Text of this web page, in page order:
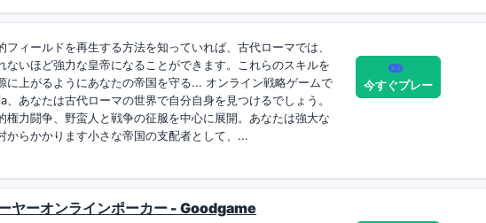
フィールドを再生する方法を知っていれば、古代ローマでは、
ないほど強力な皇帝になることができます。これらのスキルを
に上がるようにあなたの帝国を守る... オンライン戦略ゲームで
、あなたは古代ローマの世界で自分自身を見つけるでしょう。
権力闘争、野蛮人と戦争の征服を中心に展開。あなたは強大な
からかかります小さな帝国の支配者として、...
今すぐプレー
ヤーオンラインポーカー - Goodgame